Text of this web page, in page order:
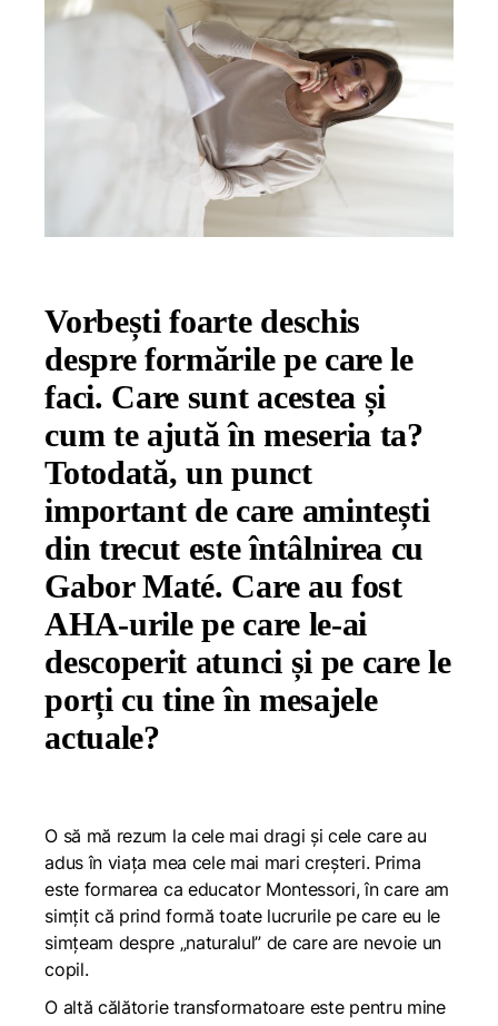
Vorbești foarte deschis
despre formările pe care le
faci. Care sunt acestea și
cum te ajută în meseria ta?
Totodată, un punct
important de care amintești
din trecut este întâlnirea cu
Gabor Maté. Care au fost
AHA-urile pe care le-ai
descoperit atunci și pe care le
porți cu tine în mesajele
actuale?
O să mă rezum la cele mai dragi și cele care au
adus în viața mea cele mai mari creșteri. Prima
este formarea ca educator Montessori, în care am
simțit că prind formă toate lucrurile pe care eu le
simțeam despre „naturalul” de care are nevoie un
copil.
O altă călătorie transformatoare este pentru mine